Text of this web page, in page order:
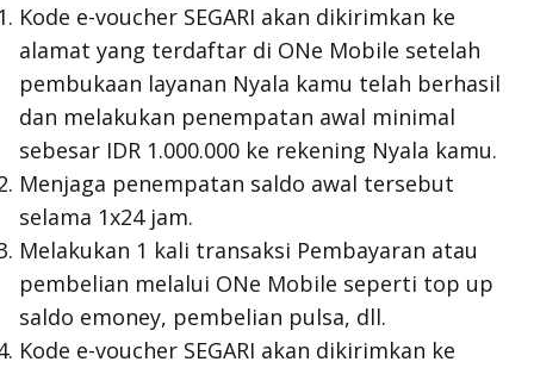
Kode e-voucher SEGARI akan dikirimkan ke
alamat yang terdaftar di ONe Mobile setelah
pembukaan layanan Nyala kamu telah berhasil
dan melakukan penempatan awal minimal
sebesar IDR 1.000.000 ke rekening Nyala kamu.
Menjaga penempatan saldo awal tersebut
selama 1x24 jam.
Melakukan 1 kali transaksi Pembayaran atau
pembelian melalui ONe Mobile seperti top up
saldo emoney, pembelian pulsa, dll.
Kode e-voucher SEGARI akan dikirimkan ke